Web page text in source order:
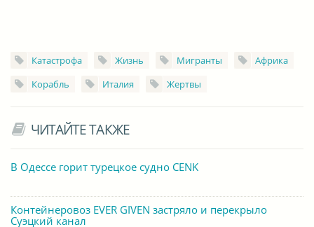
Катастрофа Жизнь Мигранты
Африка
Корабль
Италия Жертвы
ЧИТАЙТЕ ТАКЖЕ
В Одессе горит турецкое судно CENK
Контейнеровоз EVER GIVEN застряло и перекрыло
Суэцкий канал